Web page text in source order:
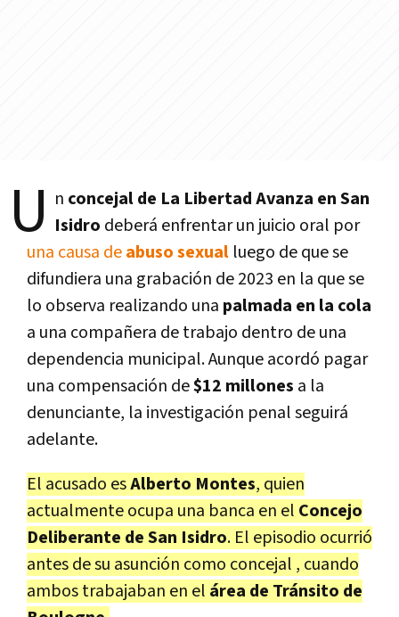
U n concejal de La Libertad Avanza en San
Isidro deberá enfrentar un juicio oral por
una causa deabuso sexual luego de que se
difundiera una grabación de 2023 en la que se
lo observa realizando una palmada en la cola
a una compañera de trabajo dentro de una
dependencia municipal. Aunque acordó pagar
una compensación de$12 millones a la
denunciante, la investigación penal seguirá
adelante.
El acusado esAlberto Montes, quien
actualmente ocupa una banca en el Concejo
Deliberante de San Isidro. El episodio ocurrió
antes de su asunción como concejal , cuando
ambos trabajaban en el área de Tránsito de